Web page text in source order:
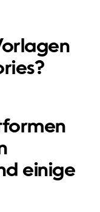
einige